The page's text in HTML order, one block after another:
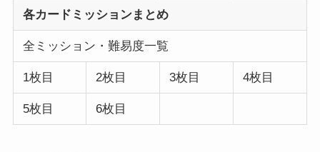
各カードミッションまとめ
全ミッション・難易度一覧
1枚目 2枚目 3枚目 4枚目
5枚目 6枚目